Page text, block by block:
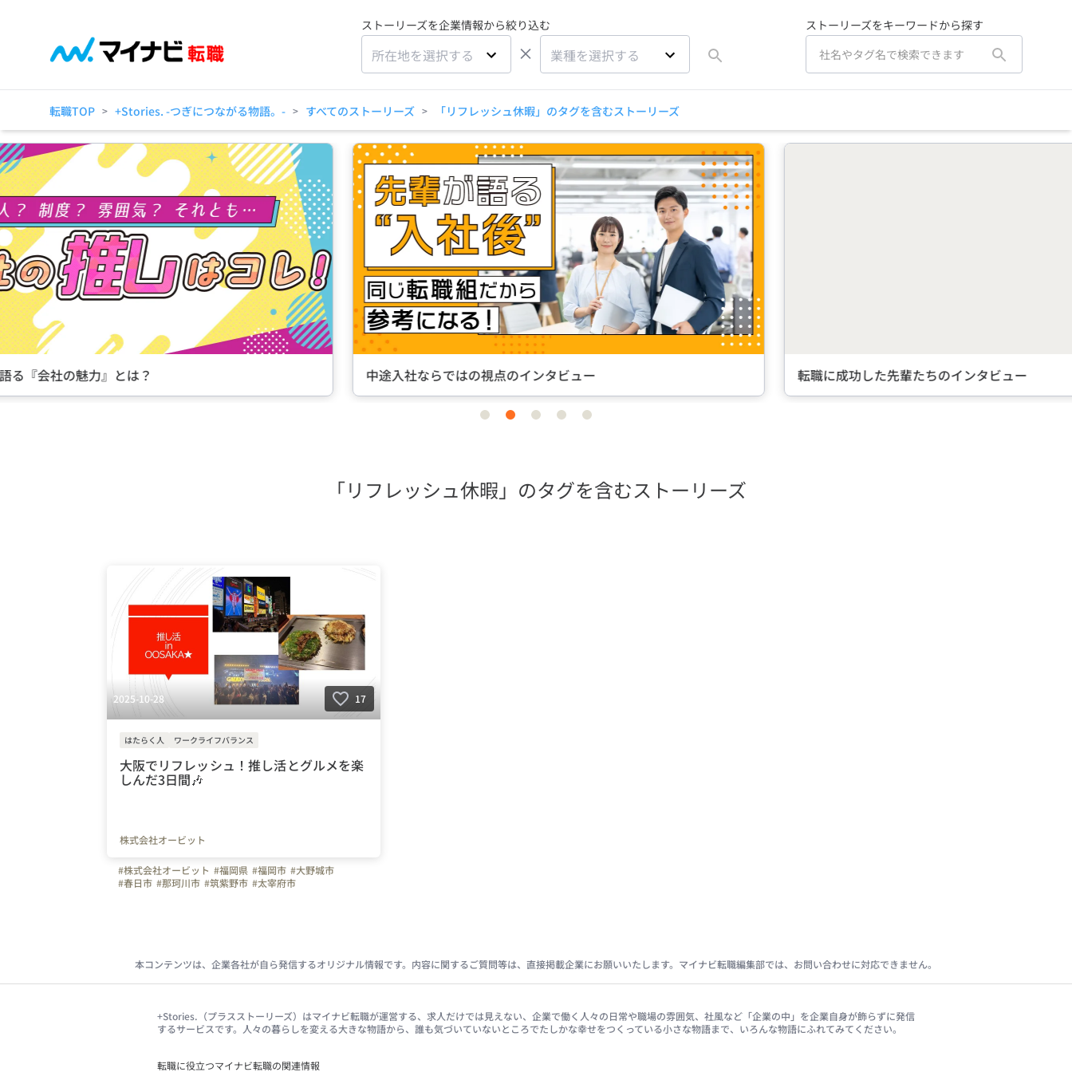
ストーリーズを企業情報から絞り込む
所在地を選択する × 業種を選択する
ストーリーズをキーワードから探す
転職TOP > +Stories. -つぎにつながる物語。- > すべてのストーリーズ > 「リフレッシュ休暇」のタグを含むストーリーズ
会社の魅力』とは？ 中途入社ならではの視点のインタビュー 転職に成功した先輩たちのインタビュー
item item item item item
「リフレッシュ休暇」のタグを含むストーリーズ
2025-10-28 17
はたらく人 ワークライフバランス
大阪でリフレッシュ！推し活とグルメを楽
しんだ3日間🎶
株式会社オービット
#株式会社オービット #福岡県 #福岡市 #大野城市
#春日市 #那珂川市 #筑紫野市 #太宰府市
本コンテンツは、企業各社が自ら発信するオリジナル情報です。内容に関するご質問等は、直接掲載企業にお願いいたします。マイナビ転職編集部では、お問い合わせに対応できません。
+Stories.（プラスストーリーズ）はマイナビ転職が運営する、求人だけでは見えない、企業で働く人々の日常や職場の雰囲気、社風など「企業の中」を企業自身が飾らずに発信
するサービスです。人々の暮らしを変える大きな物語から、誰も気づいていないところでたしかな幸せをつくっている小さな物語まで、いろんな物語にふれてみてください。
転職に役立つマイナビ転職の関連情報